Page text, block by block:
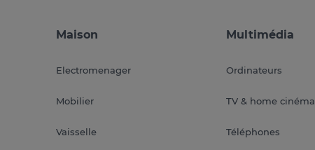
Maison
Electromenager
Mobilier
Vaisselle
Multimédia
Ordinateurs
TV & home cinéma
Téléphones